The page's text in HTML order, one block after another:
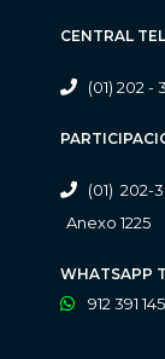
CENTRAL
(01) 202 -
(01) 202-
Anexo 1225
WHATSAPP
912 391 145